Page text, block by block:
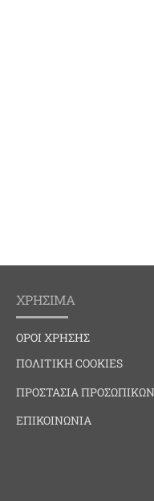
ΧΡΗΣΙΜΑ
ΟΡΟΙ ΧΡΗΣΗΣ
ΠΟΛΙΤΙΚΗ COOKIES
ΠΡΟΣΤΑΣΙΑ
ΕΠΙΚΟΙΝΩΝΙΑ